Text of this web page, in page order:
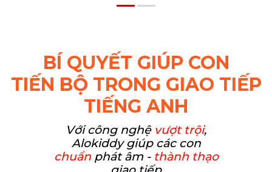
BÍ QUYẾT GIÚP CON
TIẾN BỘ TRONG GIAO TIẾP
TIẾNG ANH
Với công nghệ vượt trội,
Alokiddy giúp các con
chuẩnphát âm - thành thạo